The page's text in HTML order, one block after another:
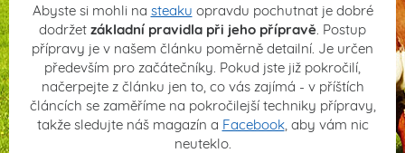
Abyste si mohli na steaku opravdu pochutnat je dobré
dodržet základní pravidla při jeho přípravě. Postup
přípravy je v našem článku poměrně detailní. Je určen
především pro začátečníky. Pokud jste již pokročilí,
načerpejte z článku jen to, co vás zajímá - v příštích
článcích se zaměříme na pokročilejší techniky přípravy,
takže sledujte náš magazín a Facebook, aby vám nic
neuteklo.